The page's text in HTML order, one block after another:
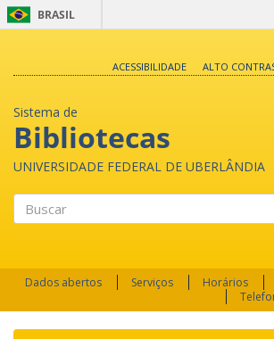
BRASIL
ACESSIBILIDADE
ALTO
Sistema de
Bibliotecas
UNIVERSIDADE FEDERAL DE UBERLÂNDIA
Dados abertos Serviços Horários